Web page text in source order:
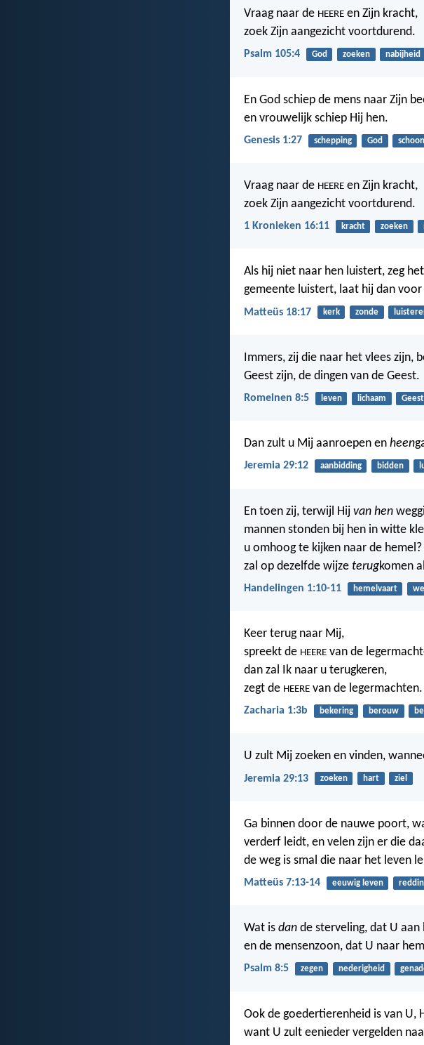
Vraag naar de HEERE en Zijn kracht,
zoek Zijn aangezicht voortdurend.
Psalm 105:4 God zoeken nabijheid
En God schiep de mens naar Zijn
en vrouwelijk schiep Hij hen.
Genesis 1:27 schepping God
Vraag naar de HEERE en Zijn kracht,
zoek Zijn aangezicht voortdurend.
1 Kronieken 16:11 kracht zoeken
Als hij niet naar hen luistert, zeg
gemeente luistert, laat hij dan
Matteüs 18:17 kerk zonde
Immers, zij die naar het vlees zijn,
Geest zijn, de dingen van de Geest.
Romeinen 8:5 leven lichaam Geest
Dan zult u Mij aanroepen en heen
Jeremia 29:12 aanbidding bidden
En toen zij, terwijl Hij van hen
mannen stonden bij hen in witte
u omhoog te kijken naar de
zal op dezelfde wijze terugkomen
Handelingen 1:10-11 hemelvaart
Keer terug naar Mij,
spreekt de HEERE van de
dan zal Ik naar u terugkeren,
zegt de HEERE van de legermachten.
Zacharia 1:3b bekering berouw
U zult Mij zoeken en vinden,
Jeremia 29:13 zoeken hart ziel
Ga binnen door de nauwe poort,
verderf leidt, en velen zijn er die
de weg is smal die naar het leven
Matteüs 7:13-14 eeuwig leven
Wat is dan de sterveling, dat U aan
en de mensenzoon, dat U naar
Psalm 8:5 zegen nederigheid
Ook de goedertierenheid is van U,
want U zult eenieder vergelden